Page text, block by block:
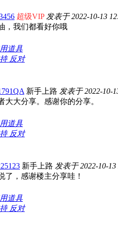
超级VIP 发表于 2022-10-13
，我们都看好你哦
道具
反对
新手上路 发表于 2022-10-
大大分享。感谢你的分享。
道具
反对
新手上路 发表于 2022-10-13
了，感谢楼主分享哇！
道具
反对